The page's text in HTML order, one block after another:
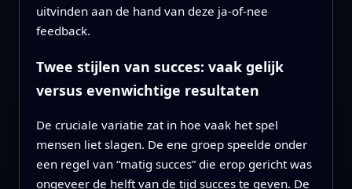
uitvinden aan de hand van deze ja-of-nee
feedback.
Twee stijlen van succes: vaak gelijk
versus evenwichtige resultaten
De cruciale variatie zat in hoe vaak het spel
mensen liet slagen. De ene groep speelde onder
een regel van “matig succes” die erop gericht was
ongeveer de helft van de tijd succes te geven. De